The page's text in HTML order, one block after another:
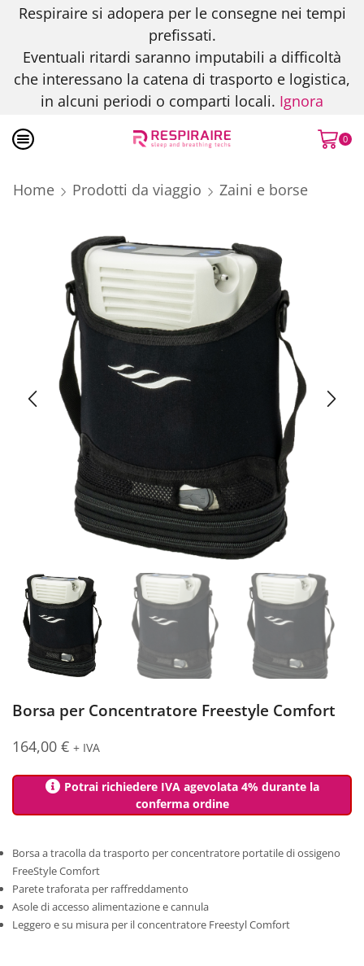
Respiraire si adopera per le consegne nei tempi
prefissati.
Eventuali ritardi saranno imputabili a difficoltà
che interessano la catena di trasporto e logistica,
in alcuni periodi o comparti locali. Ignora
0
Home Prodotti da viaggio Zaini e borse
Borsa per Concentratore Freestyle Comfort
164,00 € + IVA
Potrai richiedere IVA agevolata 4% durante la
conferma ordine
Borsa a tracolla da trasporto per concentratore portatile di ossigeno
FreeStyle Comfort
Parete traforata per raffreddamento
Asole di accesso alimentazione e cannula
Leggero e su misura per il concentratore Freestyl Comfort